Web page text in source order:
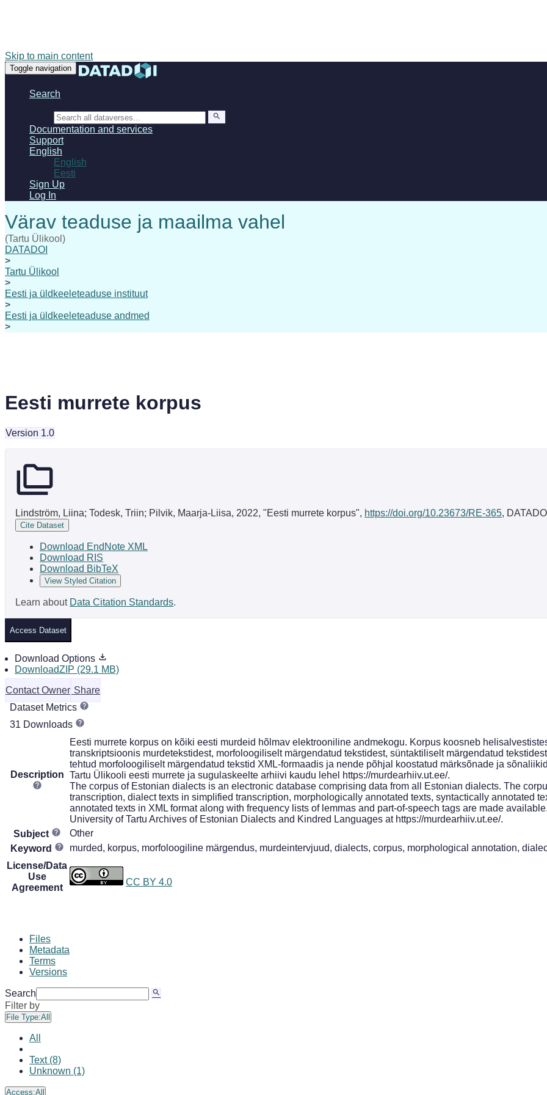
Skip to main content
Toggle navigation
Search
Documentation and services
Support
English
English
Eesti
Sign Up
Log In
(Tartu Ülikool)
DATADOI
>
Tartu Ülikool
>
Eesti ja üldkeeleteaduse instituut
>
Eesti ja üldkeeleteaduse andmed
>
Eesti murrete korpus
Version 1.0
Lindström, Liina; Todesk, Triin; Pilvik, Maarja-Liisa, 2022, "Eesti murrete korpus", https://doi.org/10.23673/RE-365,
Cite Dataset
Download EndNote XML
Download RIS
Download BibTeX
View Styled Citation
Learn about Data Citation Standards.
Access Dataset
Download Options
DownloadZIP (29.1 MB)
Contact Owner Share
Dataset Metrics
31 Downloads
Description
Eesti murrete korpus on kõiki eesti murdeid hõlmav elektrooniline andmekogu. Korpus koosneb
transkriptsioonis murdetekstidest, morfoloogiliselt märgendatud tekstidest, süntaktiliselt märgendatud
tehtud morfoloogiliselt märgendatud tekstid XML-formaadis ja nende põhjal koostatud märksõnade ja
Tartu Ülikooli eesti murrete ja sugulaskeelte arhiivi kaudu lehel https://murdearhiiv.ut.ee/.
The corpus of Estonian dialects is an electronic database comprising data from all Estonian dialects. The
transcription, dialect texts in simplified transcription, morphologically annotated texts, syntactically annotated
annotated texts in XML format along with frequency lists of lemmas and part-of-speech tags are made
University of Tartu Archives of Estonian Dialects and Kindred Languages at https://murdearhiiv.ut.ee/.
Subject
Other
Keyword
murded, korpus, morfoloogiline märgendus, murdeintervjuud, dialects, corpus, morphological annotation,
License/Data
Use
Agreement
CC BY 4.0
Files
Metadata
Terms
Versions
Search
Filter by
File Type:All
All
Text (8)
Unknown (1)
Access:All